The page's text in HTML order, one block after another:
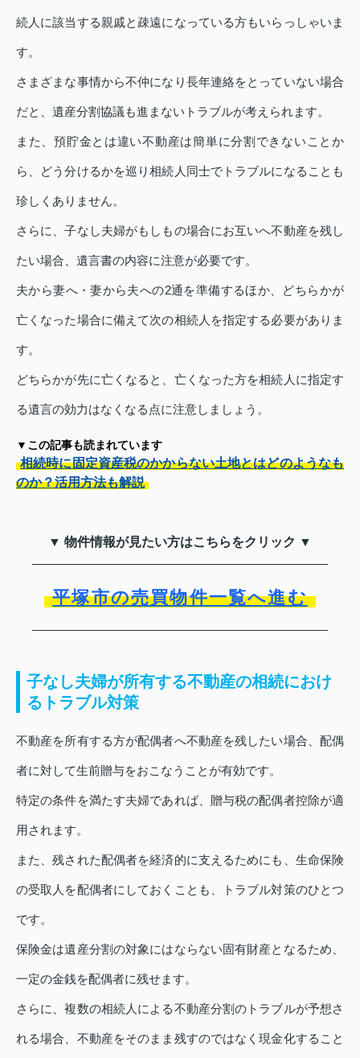
続人に該当する親戚と疎遠になっている方もいらっしゃいま
す。
さまざまな事情から不仲になり長年連絡をとっていない場合
だと、遺産分割協議も進まないトラブルが考えられます。
また、預貯金とは違い不動産は簡単に分割できないことか
ら、どう分けるかを巡り相続人同士でトラブルになることも
珍しくありません。
さらに、子なし夫婦がもしもの場合にお互いへ不動産を残し
たい場合、遺言書の内容に注意が必要です。
夫から妻へ・妻から夫への2通を準備するほか、どちらかが
亡くなった場合に備えて次の相続人を指定する必要がありま
す。
どちらかが先に亡くなると、亡くなった方を相続人に指定す
る遺言の効力はなくなる点に注意しましょう。
▼この記事も読まれています
相続時に固定資産税のかからない土地とはどのようなも
のか？活用方法も解説
▼ 物件情報が見たい方はこちらをクリック ▼
平塚市の売買物件一覧へ進む
子なし夫婦が所有する不動産の相続におけ
るトラブル対策
不動産を所有する方が配偶者へ不動産を残したい場合、配偶
者に対して生前贈与をおこなうことが有効です。
特定の条件を満たす夫婦であれば、贈与税の配偶者控除が適
用されます。
また、残された配偶者を経済的に支えるためにも、生命保険
の受取人を配偶者にしておくことも、トラブル対策のひとつ
です。
保険金は遺産分割の対象にはならない固有財産となるため、
一定の金銭を配偶者に残せます。
さらに、複数の相続人による不動産分割のトラブルが予想さ
れる場合、不動産をそのまま残すのではなく現金化すること